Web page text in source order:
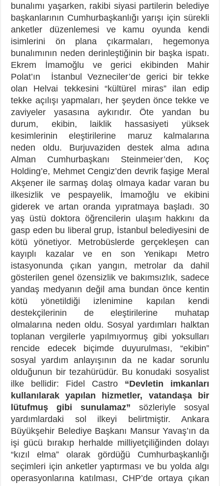
bunalımı yaşarken, rakibi siyasi partilerin belediye
başkanlarının Cumhurbaşkanlığı yarışı için sürekli
anketler düzenlemesi ve kamu oyunda kendi
isimlerini ön plana çıkarmaları, hegemonya
bunalımının neden derinleştiğinin bir başka ispatı.
Ekrem İmamoğlu ve gerici ekibinden Mahir
Polat’ın İstanbul Vezneciler’de gerici bir tekke
olan Helvai tekkesini “kültürel miras” ilan edip
tekke açılışı yapmaları, her şeyden önce tekke ve
zaviyeler yasasına aykırıdır. Öte yandan bu
durum, ekibin, laiklik hassasiyeti yüksek
kesimlerinin eleştirilerine maruz kalmalarına
neden oldu. Burjuvaziden destek alma adına
Alman Cumhurbaşkanı Steinmeier’den, Koç
Holding’e, Mehmet Cengiz’den devrik faşige Meral
Akşener ile sarmaş dolaş olmaya kadar varan bu
ilkesizlik ve pespayelik, İmamoğlu ve ekibini
giderek ve artan oranda yıpratmaya başladı. 30
yaş üstü doktora öğrencilerin ulaşım hakkını da
gasp eden bu liberal grup, İstanbul belediyesini de
kötü yönetiyor. Metrobüslerde gerçekleşen can
kayıplı kazalar ve en son Yenikapı Metro
istasyonunda çıkan yangın, metrolar da dahil
gösterilen genel özensizlik ve bakımsızlık, sadece
yandaş medyanın değil ama bundan önce kentin
kötü yönetildiği izlenimine kapılan kendi
destekçilerinin de eleştirilerine muhatap
olmalarına neden oldu. Sosyal yardımları halktan
toplanan vergilerle yapılmıyormuş gibi yoksulları
rencide edecek biçimde duyurulması, “ekibin”
sosyal yardım anlayışının da ne kadar sorunlu
olduğunun bir tezahürüdür. Bu konudaki sosyalist
ilke bellidir: Fidel Castro “Devletin imkanları
kullanılarak yapılan hizmetler, vatandaşa bir
lütufmuş gibi sunulamaz” sözleriyle sosyal
yardımlardaki sol ilkeyi belirtmiştir. Ankara
Büyükşehir Belediye Başkanı Mansur Yavaş’ın da
işi gücü bırakıp herhalde milliyetçiliğinden dolayı
“kızıl elma” olarak gördüğü Cumhurbaşkanlığı
seçimleri için anketler yaptırması ve bu yolda algı
operasyonlarına katılması, CHP’de ortaya çıkan